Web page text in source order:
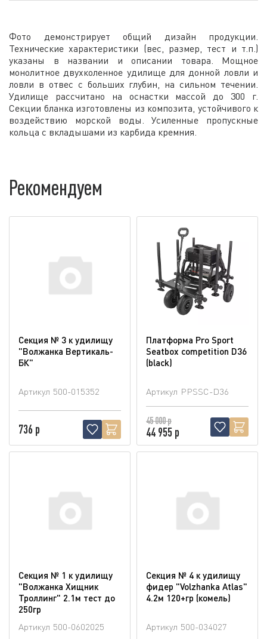
Фото демонстрирует общий дизайн продукции.
Технические характеристики (вес, размер, тест и т.п.)
указаны в названии и описании товара. Мощное
монолитное двухколенное удилище для донной ловли и
ловли в отвес с больших глубин, на сильном течении.
Удилище рассчитано на оснастки массой до 300 г.
Секции бланка изготовлены из композита, устойчивого к
воздействию морской воды. Усиленные пропускные
кольца с вкладышами из карбида кремния.
Рекомендуем
Секция № 3 к удилищу
"Волжанка Вертикаль-
БК"
Артикул 500-015352
736 р
Платформа Pro Sport
Seatbox competition D36
(blaсk)
Артикул PPSSC-D36
45 000 р
44 955 р
Секция № 1 к удилищу
"Волжанка Хищник
Троллинг" 2.1м тест до
250гр
Артикул 500-0602025
Секция № 4 к удилищу
фидер "Volzhanka Atlas"
4.2м 120+гр (комель)
Артикул 500-034027